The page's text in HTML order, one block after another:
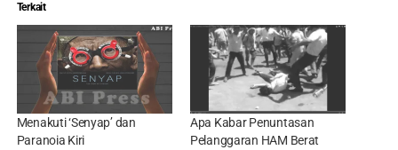
Terkait
Menakuti ‘Senyap’ dan
Paranoia Kiri
Apa Kabar Penuntasan
Pelanggaran HAM Berat